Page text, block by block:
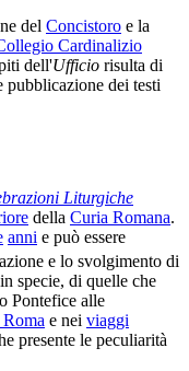
del Concistoro e la
Cardinalizio
dell'Ufficio risulta di
pubblicazione dei testi
Liturgiche
della Curia Romana.
anni e può essere
e lo svolgimento di
specie, di quelle che
Pontefice alle
e nei viaggi
presente le peculiarità